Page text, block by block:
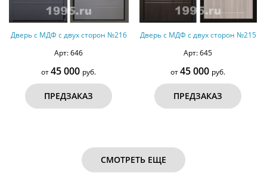
Дверь с МДФ с двух сторон №216
Арт: 646
от45 000 руб.
ПРЕДЗАКАЗ
Дверь с МДФ с двух сторон №215
Арт: 645
от45 000 руб.
ПРЕДЗАКАЗ
СМОТРЕТЬ ЕЩЕ